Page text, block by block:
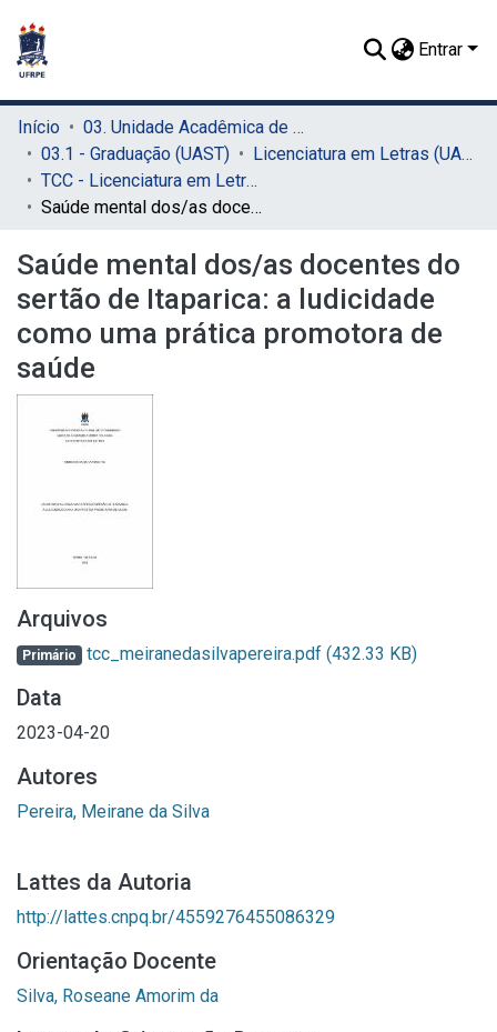
Entrar
Início
03. Unidade Acadêmica de Serra Talhada (UAST)
03.1 - Graduação (UAST)
Licenciatura em Letras (UAST)
TCC - Licenciatura em Letras (UAST)
Saúde mental dos/as docentes do sertão de Itaparica: a ludicidade como uma prática promotora de saúde
Saúde mental dos/as docentes do
sertão de Itaparica: a ludicidade
como uma prática promotora de
saúde
Arquivos
Primário tcc_meiranedasilvapereira.pdf (432.33 KB)
Data
2023-04-20
Autores
Pereira, Meirane da Silva
Lattes da Autoria
http://lattes.cnpq.br/4559276455086329
Orientação Docente
Silva, Roseane Amorim da